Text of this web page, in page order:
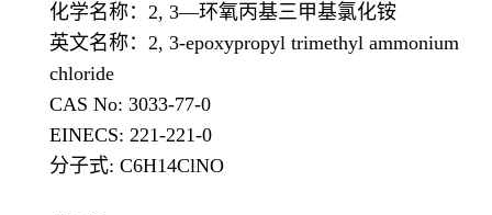
化学名称：2, 3—环氧丙基三甲基氯化铵
英文名称：2, 3-epoxypropyl trimethyl ammonium
chloride
CAS No: 3033-77-0
EINECS: 221-221-0
分子式: C6H14ClNO